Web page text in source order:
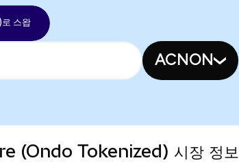
스왑
ACNON
(Ondo Tokenized) 시장 정보